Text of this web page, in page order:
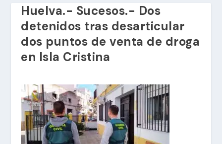
Huelva.- Sucesos.- Dos
detenidos tras desarticular
dos puntos de venta de droga
en Isla Cristina